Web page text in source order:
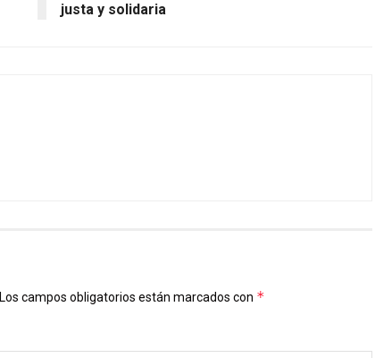
justa y solidaria
Los campos obligatorios están marcados con *